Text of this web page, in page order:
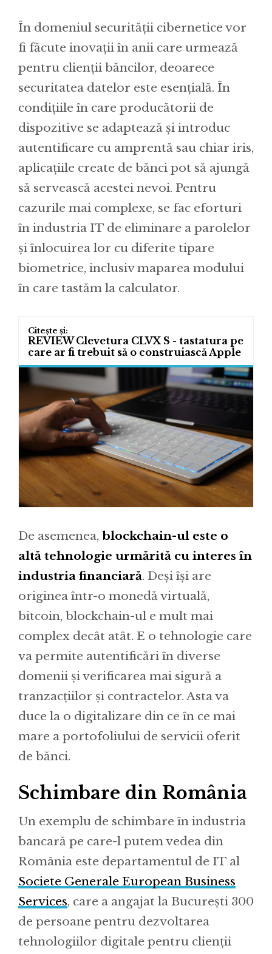
În domeniul securității cibernetice vor
fi făcute inovații în anii care urmează
pentru clienții băncilor, deoarece
securitatea datelor este esențială. În
condițiile în care producătorii de
dispozitive se adaptează și introduc
autentificare cu amprentă sau chiar iris,
aplicațiile create de bănci pot să ajungă
să servească acestei nevoi. Pentru
cazurile mai complexe, se fac eforturi
în industria IT de eliminare a parolelor
și înlocuirea lor cu diferite tipare
biometrice, inclusiv maparea modului
în care tastăm la calculator.
REVIEW Clevetura CLVX S - tastatura pe
care ar fi trebuit să o construiască Apple
De asemenea, blockchain-ul este o
altă tehnologie urmărită cu interes în
industria financiară. Deși își are
originea într-o monedă virtuală,
bitcoin, blockchain-ul e mult mai
complex decât atât. E o tehnologie care
va permite autentificări în diverse
domenii și verificarea mai sigură a
tranzacțiilor și contractelor. Asta va
duce la o digitalizare din ce în ce mai
mare a portofoliului de servicii oferit
de bănci.
Schimbare din România
Un exemplu de schimbare în industria
bancară pe care-l putem vedea din
România este departamentul de IT al
Societe Generale European Business
Services, care a angajat la București 300
de persoane pentru dezvoltarea
tehnologiilor digitale pentru clienții